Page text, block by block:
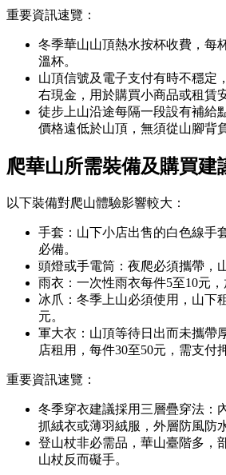
重要資訊速覽：
冬季華山山頂熱水按杯收費，每
溫杯。
山頂信號及電子支付有時不穩定
右現金，用於購買小商品或租賃
徒步上山沿途每隔一段設有補給
價格遠低於山頂，無須從山腳背
爬華山所需裝備及購買建
以下裝備對爬山體驗影響較大：
手套：山下小店出售的白色線手
必備。
頭燈或手電筒：夜爬必須攜帶，
雨衣：一次性雨衣每件5至10元，
冰爪：冬季上山必須使用，山下
元。
軍大衣：山頂等待日出而未攜帶
店租用，每件30至50元，需支付
重要資訊速覽：
冬季穿衣建議採用三層疊穿法：
抓絨衣或薄羽絨服，外層防風防
登山杖非必需品，華山臺階多，
山杖反而礙手。